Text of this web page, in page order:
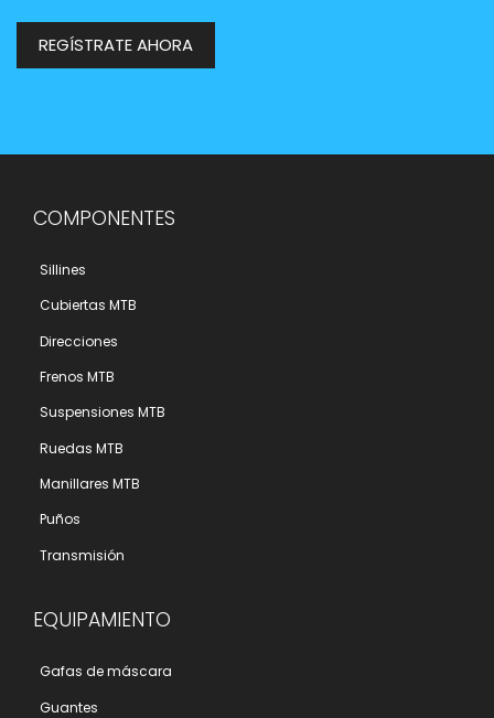
REGÍSTRATE AHORA
COMPONENTES
Sillines
Cubiertas MTB
Direcciones
Frenos MTB
Suspensiones MTB
Ruedas MTB
Manillares MTB
Puños
Transmisión
EQUIPAMIENTO
Gafas de máscara
Guantes